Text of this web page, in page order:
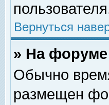
Вернуться
» На
Обычно
размещен